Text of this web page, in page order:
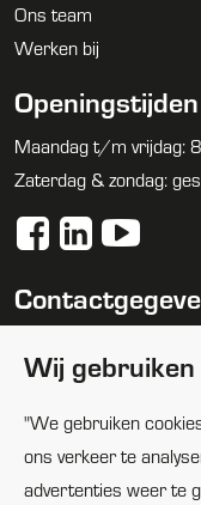
Ons team
Werken bij
Openingstijden
Maandag t/m vrijdag:
Zaterdag & zondag:
Locaties
Wij gebruiken
"We gebruiken
ons verkeer te
advertenties weer te